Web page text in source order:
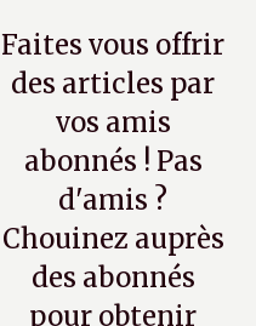
Faites vous offrir
des articles par
vos amis
abonnés ! Pas
d'amis ?
Chouinez auprès
des abonnés
pour obtenir